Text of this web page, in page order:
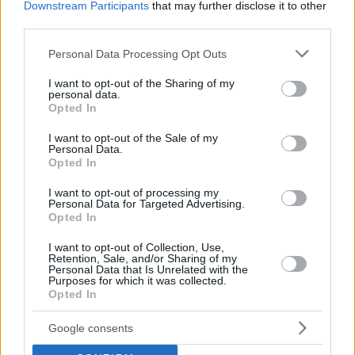
Downstream Participants that may further disclose it to other
Please note that this website/app uses one or more Google
not limited to your visit or usage behaviour. You may click to
grant or deny consent to Google and its third-party tags to
use your data for below specified purposes in below Google
consent section.
Personal Data Processing Opt Outs
I want to opt-out of the Sharing of my
personal data.
Opted In
I want to opt-out of the Sale of my
Personal Data.
Opted In
I want to opt-out of processing my
Personal Data for Targeted Advertising.
Opted In
I want to opt-out of Collection, Use,
Retention, Sale, and/or Sharing of my
Personal Data that Is Unrelated with the
Purposes for which it was collected.
Opted In
Google consents
Η απουσία της Ελισάβετ από τις ιπποδρομίες του Άσκοτ,
τα εντυπωσιακά καπέλα και η «στενή» φίλη του πρίγκιπα
Φίλιππου
14.06.2022, 22:55 4